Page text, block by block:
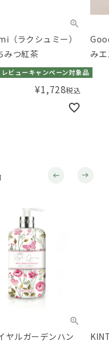
（ラクシュミー）
みつ紅茶
レビューキャンペーン対象品
¥1,728税込
み
ヤルガーデンハン